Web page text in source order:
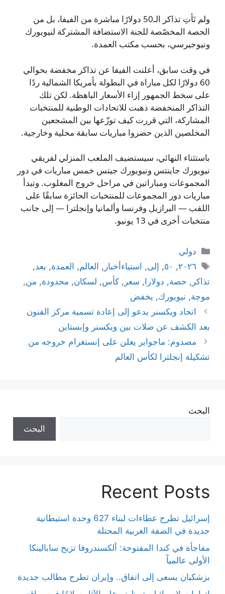
ولم تَأتِ تذاكر الـ50 دولارًا مباشرة من الفيفا، بل من
الحصة المخصّصة للجنة الاستضافة المشتركة لنيويورك
ونيوجيرسي، بحسب مكتب العمدة.
في وقت سابق، أعلنت الفيفا عن تذاكر مخفضة بحوالي
60 دولارًا لكل مباراة في البطولة بأمريكا الشمالية ردًا
على سخط الجمهور إزاء الأسعار الباهظة. لكن تلك
التذاكر المنخفضة ذهبت للاتحادات الوطنية للمنتخبات
المشاركة، التي قررت كيف توزّعها بين المشجعين
المخلصين الذين حضروا مباريات سابقة محلية وخارجية.
باستثناء النهائي، سيستضيف الملعب المنزلي لفريقي
نيويورك جاينتس ونيويورك جيتس خمس مباريات في دور
المجموعات ومباراتين في مراحل خروج المغلوب. وتبدأ
مباريات دور المجموعات للمنتخبات الحائزة سابقًا على
اللقب — البرازيل وفرنسا وألمانيا وإنجلترا — إلى جانب
منتخبات أخرى في 13 يونيو.
التصنيفات
دولي
الوسوم
٢٠٢٦, ٥٠, إلى, استياءأخبار , العالم, العمدة, بعد,
تذاكر , حصة, دولارا , سعر , كأس, لسكان, محدودة, من,
موجة, نيويورك, يخفض
اتحاد ويكسنر يدعو إلى إعادة تسمية مركز الفنون
بعد الكشف عن صلات بين ويكسنر وإبستاين
مصدوم: ماجواير يعلن على إنستغرام خروجه من
تشكيلة إنجلترا لكأس العالم
البحث
البحث
Recent Posts
إسرائيل تطرح عطاءات لبناء 627 وحدة استيطانية
جديدة في الضفة الغربية المحتلة
مفاجأة في كندا المفتوحة: ألكسندروفا تزيح سابالينكا
الأولى عالمياً
بزشكيان يسعى إلى اتفاق.. وإيران تطرح مطالب جديدة